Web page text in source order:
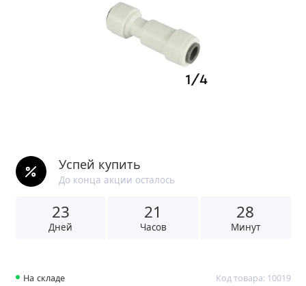
Успей купить
До конца акции осталось
23
Дней
21
Часов
28
Минут
На складе Код товара: 10019